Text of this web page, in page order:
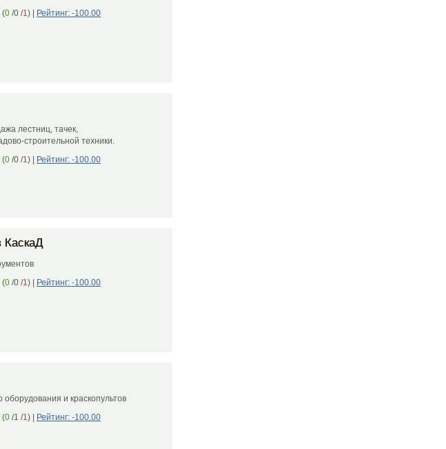
(0 /0 /1) Рейтинг: -100.00
лестниц, тачек,
строительной техники.
(0 /0 /1) Рейтинг: -100.00
КаскаД
(0 /0 /1) Рейтинг: -100.00
оборудования и краскопультов
(0 /1 /1) Рейтинг: -100.00